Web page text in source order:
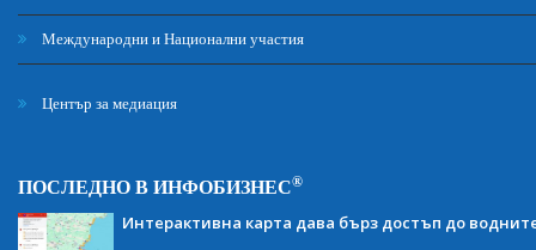
Международни и Национални участия
Център за медиация
ПОСЛЕДНО В ИНФОБИЗНЕС®
Интерактивна карта дава бърз достъп до